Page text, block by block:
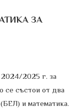
ЗА
2024/2025 г. за
се състои от два
и математика.